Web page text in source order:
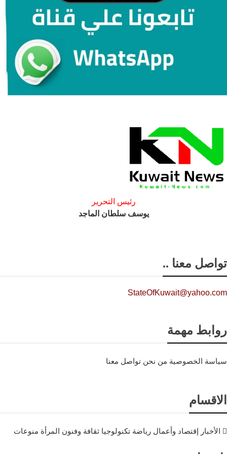
رئيس التحرير
يوسف سلطان الماجد
تواصل معنا ..
StateOfKuwait@yahoo.com
روابط مهمة
سياسة الخصوصية من نحن تواصل معنا
الاقسام
الأخبار إقتصاد وأعمال رياضة تكنولوجيا ثقافة وفنون المرأة منوعات